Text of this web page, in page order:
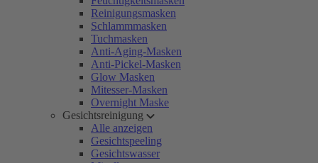
Reinigungsmasken
Schlammmasken
Tuchmasken
Anti-Aging-Masken
Anti-Pickel-Masken
Glow Masken
Mitesser-Masken
Overnight Maske
Gesichtsreinigung
Alle anzeigen
Gesichtspeeling
Gesichtswasser